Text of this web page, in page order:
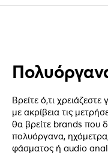
Βρείτε ό,τι
με ακρίβεια τις
θα βρείτε brands που
πολυόργανα,
φάσματος ή audio